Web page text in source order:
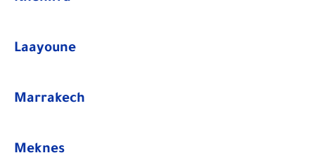
Laayoune
Marrakech
Meknes